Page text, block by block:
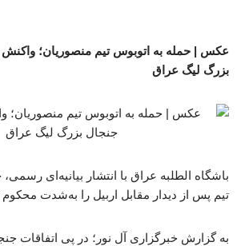
عکس | حمله به اتوبوس تیم منصوریان؛ واکنش
بزرگ لیگ عراق
باشگاه الطلبه عراق با انتشار بیانیه‌ای
تیم پس از دیدار مقابل اربیل را به‌شدت محکوم
به گزارش خبرگزاری آل نور؛ در پی اتفاقات